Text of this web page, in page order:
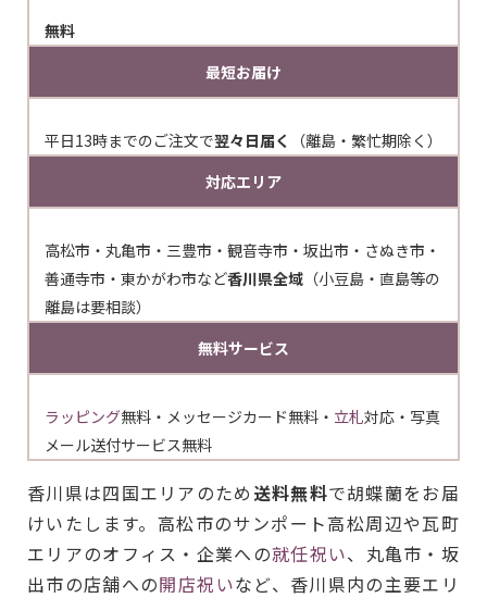
無料
最短お届け
平日13時までのご注文で翌々日届く
（離島・繁忙期除く）
対応エリア
高松市・丸亀市・三豊市・観音寺市・坂出市・さぬき市・
善通寺市・東かがわ市など香川県全域 （小豆島・直島等の
離島は要相談）
無料サービス
ラッピング無料・メッセージカード無料・ 立札対応・写真
メール送付サービス無料
香川県は四国エリアのため 送料無料で胡蝶蘭をお届
けいたします。高松市のサンポート高松周辺や瓦町
エリアのオフィス・企業への就任祝い、丸亀市・坂
出市の店舗への開店祝いなど、香川県内の主要エリ